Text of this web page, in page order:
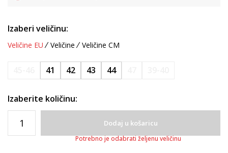
Izaberi veličinu:
Veličine EU Veličine Veličine CM
41 42 43 44
Izaberite količinu:
Dodaj u košaricu
Potrebno je odabrati željenu veličinu